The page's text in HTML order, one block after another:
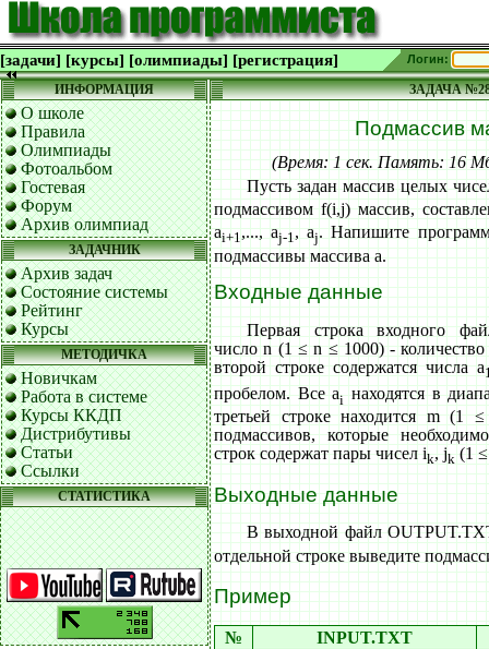
[задачи] [курсы] [олимпиады] [регистрация] Логин:
ИНФОРМАЦИЯ
О школе
Правила
Олимпиады
Фотоальбом
Гостевая
Форум
Архив олимпиад
ЗАДАЧНИК
Архив задач
Состояние системы
Рейтинг
Курсы
МЕТОДИЧКА
Новичкам
Работа в системе
Курсы ККДП
Дистрибутивы
Статьи
Ссылки
СТАТИСТИКА
ЗАДАЧА
Подмассив
(Время: 1 сек. Память: 16
Пусть задан массив целых
подмассивом f(i,j) массив,
ai+1,..., aj-1, aj. Напишите
подмассивы массива a.
Входные данные
Первая строка входного
число n (1 ≤ n ≤ 1000) -
второй строке содержатся числа a
пробелом. Все аiнаходятся в
третьей строке находится m
подмассивов, которые
строк содержат пары чисел ik, jk(1
Выходные данные
В выходной файл
отдельной строке выведите
Пример
№ INPUT.TXT